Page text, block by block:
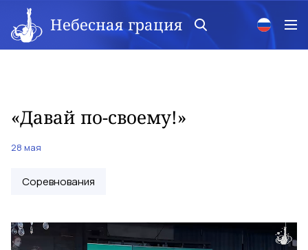
Небесная грация
«Давай по-своему!»
28 мая
Соревнования